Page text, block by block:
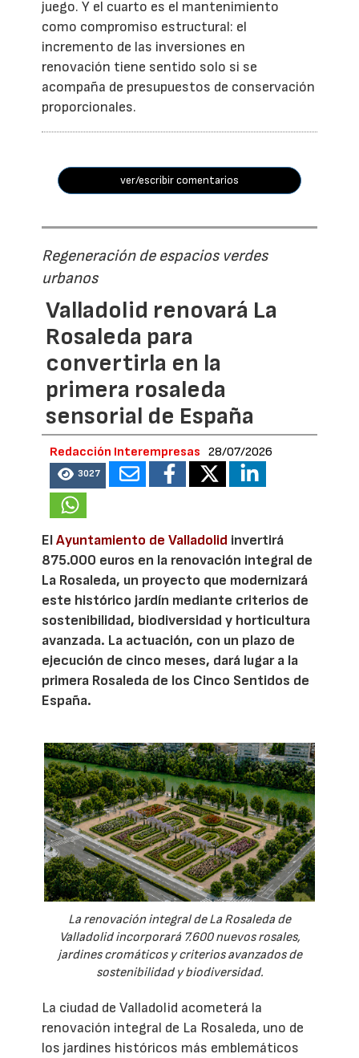
juego. Y el cuarto es el mantenimiento
como compromiso estructural: el
incremento de las inversiones en
renovación tiene sentido solo si se
acompaña de presupuestos de conservación
proporcionales.
ver/escribir comentarios
Regeneración de espacios verdes
urbanos
Valladolid renovará La
Rosaleda para
convertirla en la
primera rosaleda
sensorial de España
Redacción Interempresas 28/07/2026
3027
ElAyuntamiento de Valladolid invertirá
875.000 euros en la renovación integral de
La Rosaleda, un proyecto que modernizará
este histórico jardín mediante criterios de
sostenibilidad, biodiversidad y horticultura
avanzada. La actuación, con un plazo de
ejecución de cinco meses, dará lugar a la
primera Rosaleda de los Cinco Sentidos de
España.
La renovación integral de La Rosaleda de
Valladolid incorporará 7.600 nuevos rosales,
jardines cromáticos y criterios avanzados de
sostenibilidad y biodiversidad.
La ciudad de Valladolid acometerá la
renovación integral de La Rosaleda, uno de
los jardines históricos más emblemáticos